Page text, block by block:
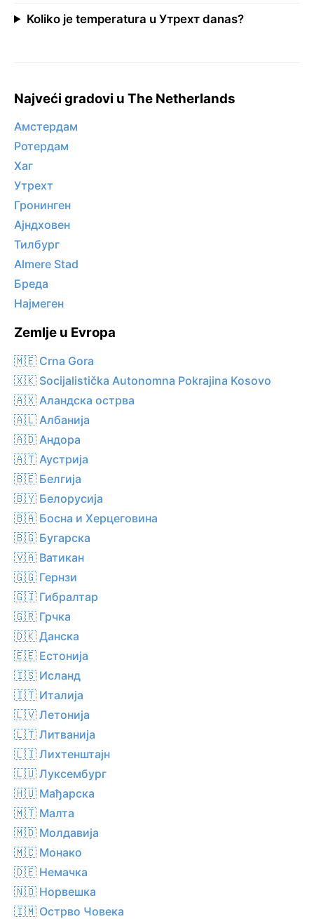
Koliko je temperatura u Утрехт danas?
Najveći gradovi u The Netherlands
Амстердам
Ротердам
Хаг
Утрехт
Гронинген
Ајндховен
Тилбург
Almere Stad
Бреда
Најмеген
Zemlje u Evropa
🇲🇪 Crna Gora
🇽🇰 Socijalistička Autonomna Pokrajina Kosovo
🇦🇽 Аландска острва
🇦🇱 Албанија
🇦🇩 Андора
🇦🇹 Аустрија
🇧🇪 Белгија
🇧🇾 Белорусија
🇧🇦 Босна и Херцеговина
🇧🇬 Бугарска
🇻🇦 Ватикан
🇬🇬 Гернзи
🇬🇮 Гибралтар
🇬🇷 Грчка
🇩🇰 Данска
🇪🇪 Естонија
🇮🇸 Исланд
🇮🇹 Италија
🇱🇻 Летонија
🇱🇹 Литванија
🇱🇮 Лихтенштајн
🇱🇺 Луксембург
🇭🇺 Мађарска
🇲🇹 Малта
🇲🇩 Молдавија
🇲🇨 Монако
🇩🇪 Немачка
🇳🇴 Норвешка
🇮🇲 Острво Човека